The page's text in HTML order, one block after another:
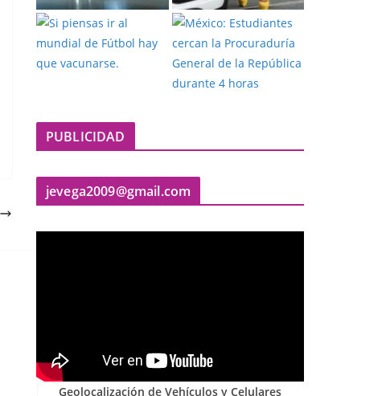
PUBLICIDAD
jevega2009@gmail.com
Geolocalización de Vehículos y Celulares